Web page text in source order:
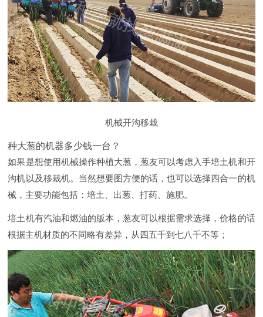
机械开沟移栽
种大葱的机器多少钱一台？
如果是想使用机械操作种植大葱，葱友可以考虑入手培土机和开
沟机以及移栽机。当然想要图方便的话，也可以选择四合一的机
械，主要功能包括：培土、出葱、打药、施肥。
培土机有汽油和燃油的版本，葱友可以根据需求选择，价格的话
根据主机材质的不同略有差异，从四五千到七八千不等；